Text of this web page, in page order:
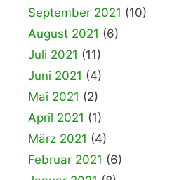
September 2021 (10)
August 2021 (6)
Juli 2021 (11)
Juni 2021 (4)
Mai 2021 (2)
April 2021 (1)
März 2021 (4)
Februar 2021 (6)